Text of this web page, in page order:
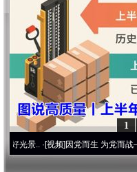
1
·[视频]因党而生 为党而战——百年“纪